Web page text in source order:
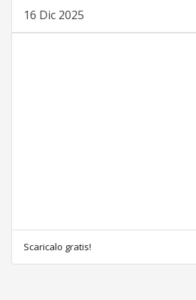
16 Dic 2025
Scaricalo gratis!